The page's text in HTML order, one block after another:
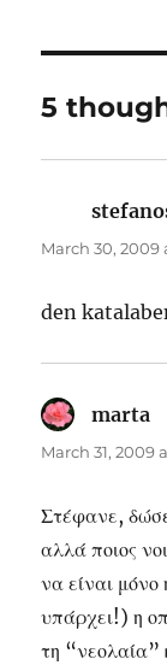
5
March 30, 2009
den
marta
March 31, 2009
Στέφανε,
αλλά ποιος
να είναι
υπάρχει!) η
τη “νεολαία”